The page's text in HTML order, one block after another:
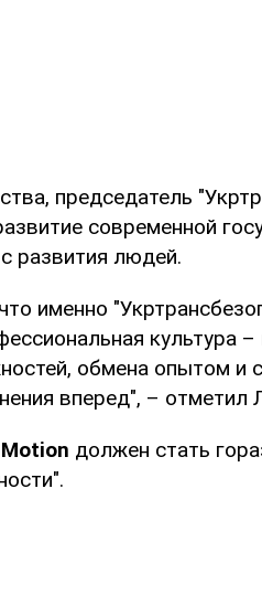
председатель
современной
развития людей.
именно
культура
обмена опытом и
вперед", – отметил
должен стать